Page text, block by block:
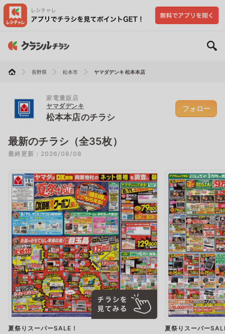
長野県 松本市 ヤマダデンキ 松本本店
家電量販店
ヤマダデンキ
松本本店のチラシ
フォロー
最新のチラシ（全35枚）
最終更新：2026/08/08
夏祭りスーパーSALE！ 夏祭りスーパー